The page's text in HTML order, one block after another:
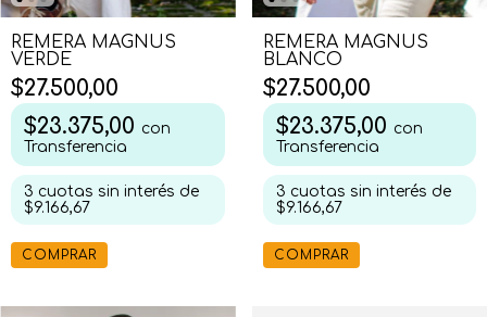
REMERA MAGNUS
VERDE
$27.500,00
$23.375,00 con
Transferencia
3 cuotas sin interés de
$9.166,67
COMPRAR
REMERA MAGNUS
BLANCO
$27.500,00
$23.375,00 con
Transferencia
3 cuotas sin interés de
$9.166,67
COMPRAR